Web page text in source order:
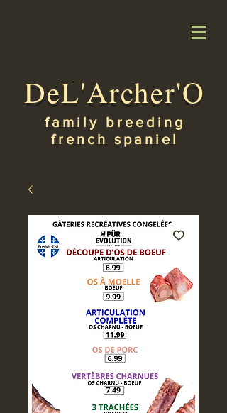
DeL'Archer'O
family breeding
french spaniel